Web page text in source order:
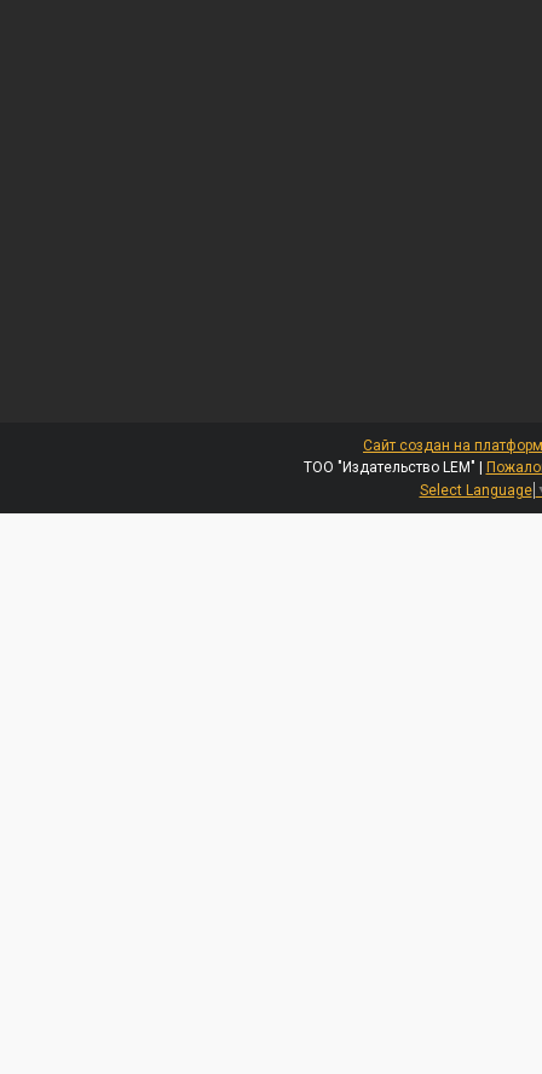
Сайт создан на
ТОО "Издательство LEM" |
Select Language